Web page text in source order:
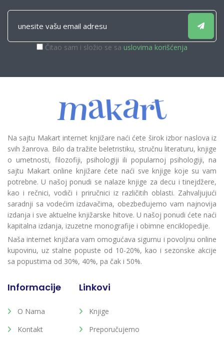
Čitao sam i složio se sa uslovima korišćenja
Na sajtu Makart internet knjižare naći ćete širok izbor naslova iz
svih žanrova. Bilo da tražite beletristiku, stručnu literaturu, knjige
o umetnosti, filozofiji, psihologiji ili popularnoj psihologiji, na
sajtu Makart online knjižare ćete naći sve knjige koje su vam
potrebne. U našoj ponudi se nalaze knjige za decu i tinejdžere,
kao i rečnici, vodiči i priručnici iz različitih oblasti. Zahvaljujući
saradnji sa vodećim izdavačima, obezbeđujemo vam najnovija
izdanja i sve aktuelne knjižarske hitove. U našoj ponudi ćete naći
kapitalna izdanja, izuzetne monografije i obimne enciklopedije.
Naša internet knjižara vam omogućava sigurnu i povoljnu online
kupovinu, uz stalne popuste od 10-20%, kao i sezonske akcije
sa popustima od 30%, 40%, pa čak i 50%.
Informacije
O Nama
Kontakt
Linkovi
Knjige
Preporučujemo